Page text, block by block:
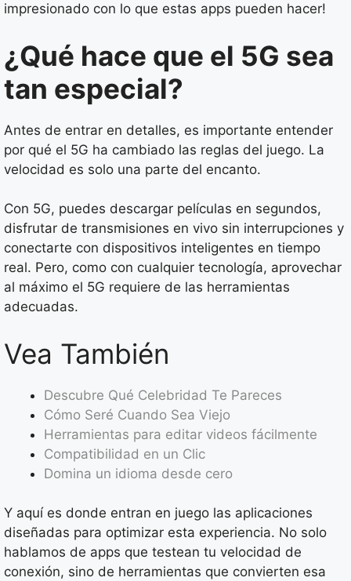
impresionado con lo que estas apps pueden hacer!
¿Qué hace que el 5G sea
tan especial?
Antes de entrar en detalles, es importante entender
por qué el 5G ha cambiado las reglas del juego. La
velocidad es solo una parte del encanto.
Con 5G, puedes descargar películas en segundos,
disfrutar de transmisiones en vivo sin interrupciones y
conectarte con dispositivos inteligentes en tiempo
real. Pero, como con cualquier tecnología, aprovechar
al máximo el 5G requiere de las herramientas
adecuadas.
Vea También
Descubre Qué Celebridad Te Pareces
Cómo Seré Cuando Sea Viejo
Herramientas para editar videos fácilmente
Compatibilidad en un Clic
Domina un idioma desde cero
Y aquí es donde entran en juego las aplicaciones
diseñadas para optimizar esta experiencia. No solo
hablamos de apps que testean tu velocidad de
conexión, sino de herramientas que convierten esa